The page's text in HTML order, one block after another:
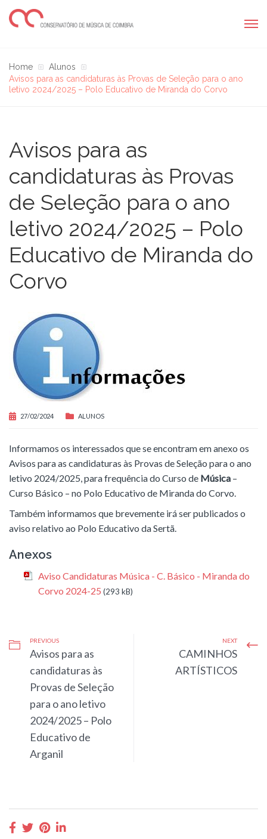
Home
Alunos
Avisos para as candidaturas às Provas de Seleção para o ano
letivo 2024/2025 – Polo Educativo de Miranda do Corvo
Avisos para as
candidaturas às Provas
de Seleção para o ano
letivo 2024/2025 – Polo
Educativo de Miranda do
Corvo
27/02/2024 ALUNOS
Informamos os interessados que se encontram em anexo os
Avisos para as candidaturas às Provas de Seleção para o ano
letivo 2024/2025, para frequência do Curso de Música –
Curso Básico – no Polo Educativo de Miranda do Corvo.
Também informamos que brevemente irá ser publicados o
aviso relativo ao Polo Educativo da Sertã.
Anexos
Aviso Candidaturas Música - C. Básico - Miranda do
Corvo 2024-25 (293 kB)
PREVIOUS
Avisos para as
candidaturas às
Provas de Seleção
para o ano letivo
2024/2025 – Polo
Educativo de
Arganil
NEXT
CAMINHOS
ARTÍSTICOS